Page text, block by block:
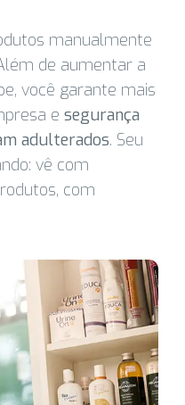
manualmente
de aumentar a
você garante mais
e segurança
adulterados. Seu
vê com
com